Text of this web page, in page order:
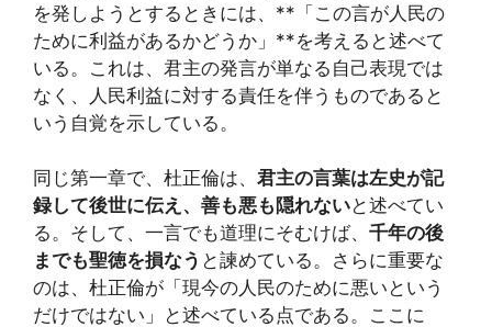
を発しようとするときには、**「この言が人民の
ために利益があるかどうか」**を考えると述べて
いる。これは、君主の発言が単なる自己表現では
なく、人民利益に対する責任を伴うものであると
いう自覚を示している。
同じ第一章で、杜正倫は、 君主の言葉は左史が記
録して後世に伝え、善も悪も隠れないと述べてい
る。そして、一言でも道理にそむけば、 千年の後
までも聖徳を損なう と諫めている。さらに重要な
のは、杜正倫が「現今の人民のために悪いという
だけではない」と述べている点である。ここに